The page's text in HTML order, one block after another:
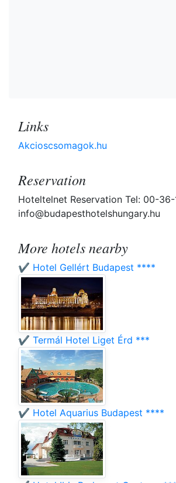
Links
Akcioscsomagok.hu
Reservation
Hoteltelnet Reservation Tel: 00-
info@budapesthotelshungary.hu
More hotels nearby
✔️ Hotel Gellért Budapest ****
✔️ Termál Hotel Liget Érd ***
✔️ Hotel Aquarius Budapest ****